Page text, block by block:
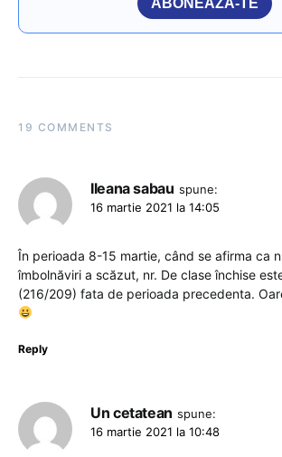
ABONEAZĂ-TE
19 COMMENTS
Ileana sabau spune:
16 martie 2021 la 14:05
În perioada 8-15 martie, când se afirma ca
îmbolnăviri a scăzut, nr. De clase închise
(216/209) fata de perioada precedenta.
Reply
Un cetatean spune:
16 martie 2021 la 10:48